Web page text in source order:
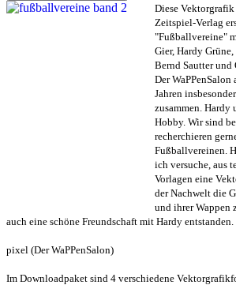
Diese
Zeitspiel-Verlag
"Fußballvereine"
Gier, Hardy
Bernd Sautter und
Der
Jahren
zusammen. Hardy
Hobby. Wir sind
recherchieren
Fußballvereinen.
ich versuche, aus
Vorlagen eine
der Nachwelt die
und ihrer Wappen
auch eine schöne Freundschaft mit Hardy entstanden.
pixel (Der WaPPenSalon)
Im Downloadpaket sind 4 verschiedene